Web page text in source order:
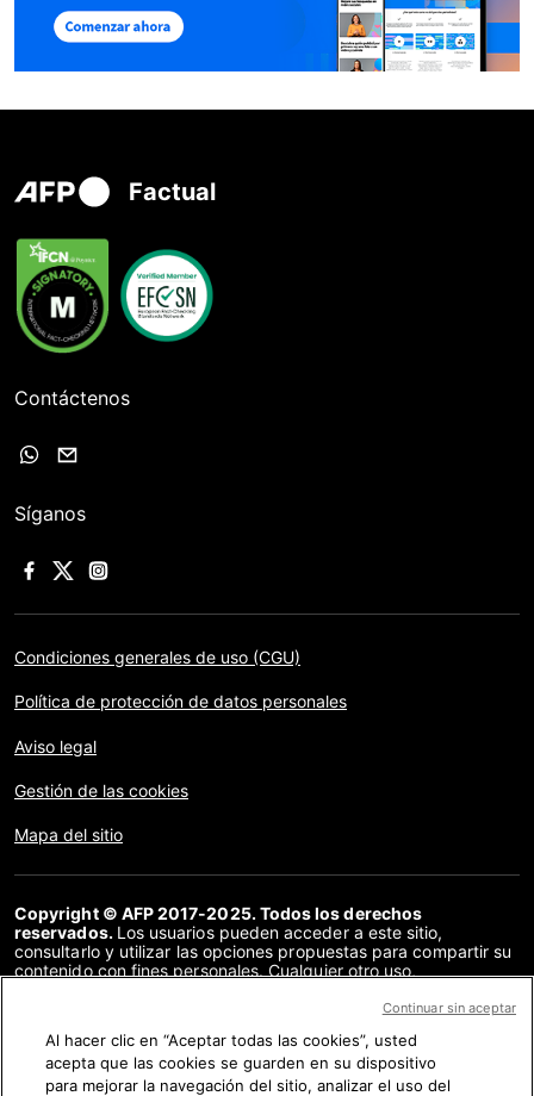
Factual
Contáctenos
Síganos
Condiciones generales de uso (CGU)
Política de protección de datos personales
Aviso legal
Gestión de las cookies
Mapa del sitio
Copyright © AFP 2017-2025. Todos los derechos
reservados. Los usuarios pueden acceder a este sitio,
consultarlo y utilizar las opciones propuestas para compartir su
contenido con fines personales. Cualquier otro uso,
distribución del contenido de este sitio, en su totalidad o en
acuerdo específico firmado con la AFP, está estrictamente
prohibido. Los elementos analizados en cada verificación se
presentan o se enlazan en tanto en cuanto son necesarios para
Al hacer clic en “Aceptar todas las cookies”, usted
acepta que las cookies se guarden en su dispositivo
para mejorar la navegación del sitio, analizar el uso del
Continuar sin aceptar